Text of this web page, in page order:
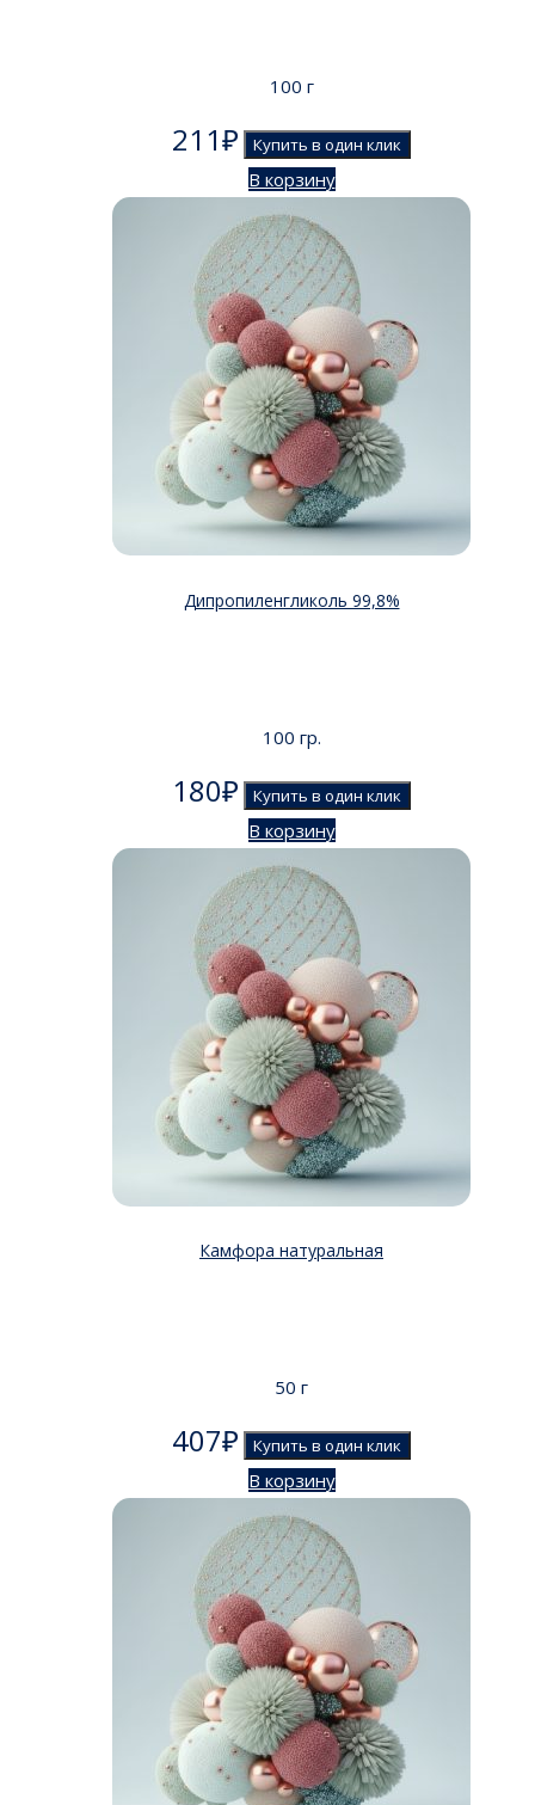
100 г
211₽ Купить в один клик
В корзину
Дипропиленгликоль 99,8%
100 гр.
180₽ Купить в один клик
В корзину
Камфора натуральная
50 г
407₽ Купить в один клик
В корзину